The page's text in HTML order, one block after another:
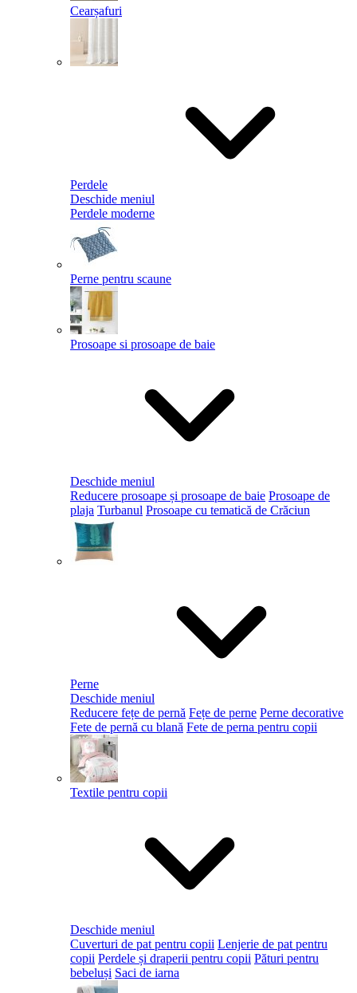
Cearșafuri
Perdele
Deschide meniul
Perdele moderne
Perne pentru scaune
Prosoape si prosoape de baie
Deschide meniul
Reducere prosoape și prosoape de baie Prosoape de
plaja Turbanul Prosoape cu tematică de Crăciun
Perne
Deschide meniul
Reducere fețe de pernă Fețe de perne Perne decorative
Fete de pernă cu blană Fete de perna pentru copii
Textile pentru copii
Deschide meniul
Cuverturi de pat pentru copii Lenjerie de pat pentru
copii Perdele și draperii pentru copii Pături pentru
bebeluși Saci de iarna